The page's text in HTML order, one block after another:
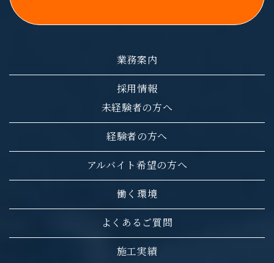
業務案内
採用情報
未経験者の方へ
経験者の方へ
アルバイト希望の方へ
働く環境
よくあるご質問
施工実績